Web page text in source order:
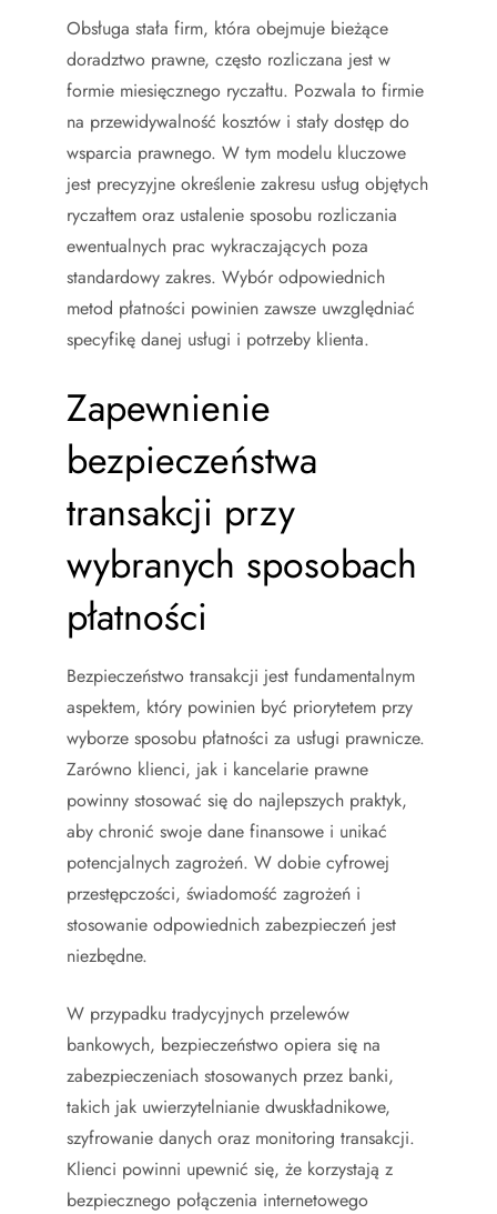
Obsługa stała firm, która obejmuje bieżące
doradztwo prawne, często rozliczana jest w
formie miesięcznego ryczałtu. Pozwala to firmie
na przewidywalność kosztów i stały dostęp do
wsparcia prawnego. W tym modelu kluczowe
jest precyzyjne określenie zakresu usług objętych
ryczałtem oraz ustalenie sposobu rozliczania
ewentualnych prac wykraczających poza
standardowy zakres. Wybór odpowiednich
metod płatności powinien zawsze uwzględniać
specyfikę danej usługi i potrzeby klienta.
Zapewnienie
bezpieczeństwa
transakcji przy
wybranych sposobach
płatności
Bezpieczeństwo transakcji jest fundamentalnym
aspektem, który powinien być priorytetem przy
wyborze sposobu płatności za usługi prawnicze.
Zarówno klienci, jak i kancelarie prawne
powinny stosować się do najlepszych praktyk,
aby chronić swoje dane finansowe i unikać
potencjalnych zagrożeń. W dobie cyfrowej
przestępczości, świadomość zagrożeń i
stosowanie odpowiednich zabezpieczeń jest
niezbędne.
W przypadku tradycyjnych przelewów
bankowych, bezpieczeństwo opiera się na
zabezpieczeniach stosowanych przez banki,
takich jak uwierzytelnianie dwuskładnikowe,
szyfrowanie danych oraz monitoring transakcji.
Klienci powinni upewnić się, że korzystają z
bezpiecznego połączenia internetowego